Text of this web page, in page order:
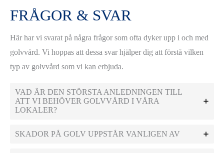
FRÅGOR & SVAR
Här har vi svarat på några frågor som ofta dyker upp i och med
golvvård. Vi hoppas att dessa svar hjälper dig att förstå vilken
typ av golvvård som vi kan erbjuda.
VAD ÄR DEN STÖRSTA ANLEDNINGEN TILL
ATT VI BEHÖVER GOLVVÅRD I VÅRA
LOKALER?
SKADOR PÅ GOLV UPPSTÅR VANLIGEN AV